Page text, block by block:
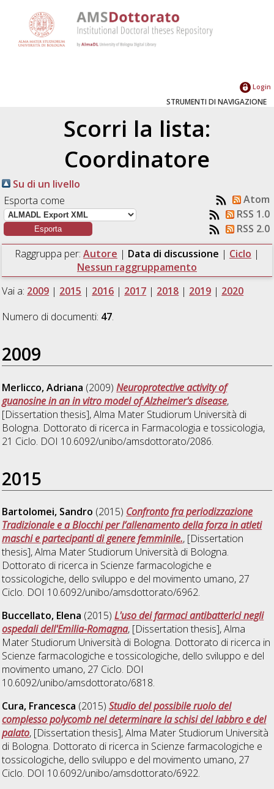
Login
STRUMENTI DI NAVIGAZIONE
Scorri la lista:
Coordinatore
Su di un livello
Esporta come
Atom
RSS 1.0
RSS 2.0
Raggruppa per: Autore | Data di discussione | Ciclo |
Nessun raggruppamento
Vai a: 2009 | 2015 | 2016 | 2017 | 2018 | 2019 | 2020
Numero di documenti: 47.
2009
Merlicco, Adriana (2009)Neuroprotective activity of
guanosine in an in vitro model of Alzheimer's disease,
[Dissertation thesis], Alma Mater Studiorum Università di
Bologna. Dottorato di ricerca in Farmacologia e tossicologia,
21 Ciclo. DOI 10.6092/unibo/amsdottorato/2086.
2015
Bartolomei, Sandro (2015) Confronto fra periodizzazione
Tradizionale e a Blocchi per l’allenamento della forza in atleti
maschi e partecipanti di genere femminile., [Dissertation
thesis], Alma Mater Studiorum Università di Bologna.
Dottorato di ricerca in Scienze farmacologiche e
tossicologiche, dello sviluppo e del movimento umano, 27
Ciclo. DOI 10.6092/unibo/amsdottorato/6962.
Buccellato, Elena (2015)L'uso dei farmaci antibatterici negli
ospedali dell'Emilia-Romagna, [Dissertation thesis], Alma
Mater Studiorum Università di Bologna. Dottorato di ricerca in
Scienze farmacologiche e tossicologiche, dello sviluppo e del
movimento umano, 27 Ciclo. DOI
10.6092/unibo/amsdottorato/6818.
Cura, Francesca (2015)Studio del possibile ruolo del
complesso polycomb nel determinare la schisi del labbro e del
palato, [Dissertation thesis], Alma Mater Studiorum Università
di Bologna. Dottorato di ricerca in Scienze farmacologiche e
tossicologiche, dello sviluppo e del movimento umano, 27
Ciclo. DOI 10.6092/unibo/amsdottorato/6922.